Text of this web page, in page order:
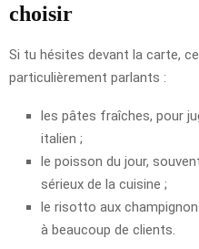
choisir
Si tu hésites devant la carte,
particulièrement parlants :
les pâtes fraîches, pour
italien ;
le poisson du jour,
sérieux de la cuisine ;
le risotto aux
à beaucoup de clients.